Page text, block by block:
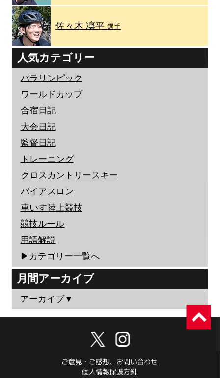
佐々木 凜平選手
人気カテゴリー
パラリンピック
ワールドカップ
合宿日記
大会日記
監督日記
トレーニング
クロスカントリースキー
バイアスロン
車いす陸上競技
競技ルール
用語解説
▶︎カテゴリー一覧へ
月間アーカイブ
アーカイブ▼
ご意見・ご感想、お問い合わせ
個人情報保護方針